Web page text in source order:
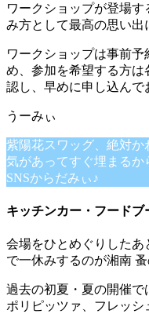
ワークショップが登場
み方として最高の思い出
ワークショップは事前
め、参加を希望する方は
認し、早めに申し込んで
紫陽花スワッグ、絶対
気があってすぐ埋まる
SNSからだみぃ♪
キッチンカー・フードブ
会場をひとめぐりしたあ
で一休みするのが湘南
過去の初夏・夏の開催
ポリピッツァ、フレッ